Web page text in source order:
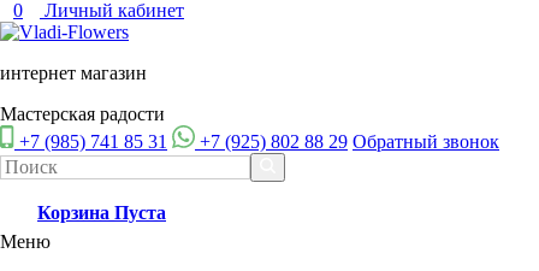
0 Личный кабинет
интернет магазин
Мастерская радости
+7 (985) 741 85 31
+7 (925) 802 88 29 Обратный звонок
Корзина Пуста
Меню